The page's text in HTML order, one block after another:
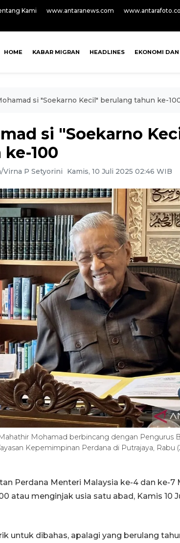
Kami www.antaranews.com
HOME KABAR MIGRAN HEADLINES EKONOMI
si "Soekarno Kecil" berulang tahun ke-
si "Soekarno
100
Virna P Setyorini Kamis, 10 Juli 2025 02:46 WIB
Mohamad berbincang dengan Pengurus
Kepemimpinan Perdana di Putrajaya, Rabu
Perdana Menteri Malaysia ke-4 dan ke-7
atau menginjak usia satu abad, Kamis 10
untuk dibahas, apalagi yang berulang